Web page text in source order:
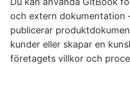
och extern dokumentation
publicerar
kunder eller skapar en
företagets villkor och